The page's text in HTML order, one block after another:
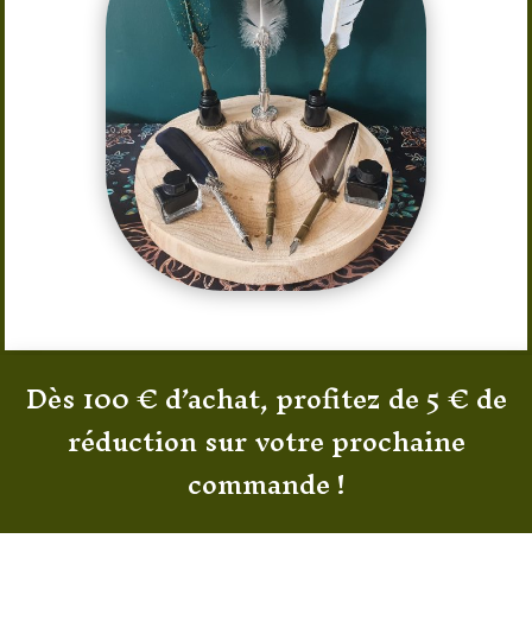
Dès 100 € d’achat, profitez de 5 € de
réduction sur votre prochaine
commande !